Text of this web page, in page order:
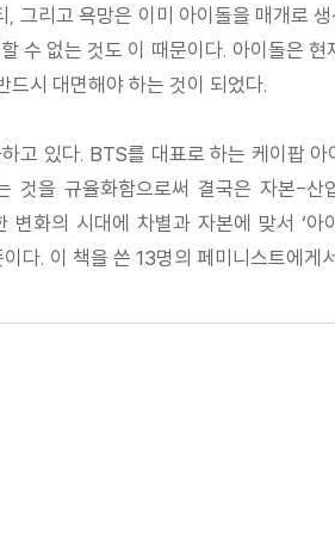
리고 욕망은 이미 아이돌을 매개로
수 없는 것도 이 때문이다. 아이돌은
시 대면해야 하는 것이 되었다.
고 있다. BTS를 대표로 하는 케이팝
것을 규율화함으로써 결국은 자본-
화의 시대에 차별과 자본에 맞서 ‘아
. 이 책을 쓴 13명의 페미니스트에게